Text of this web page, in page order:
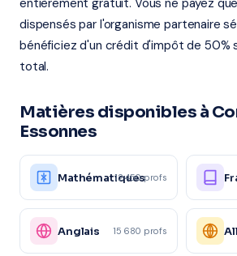
entièrement gratuit. Vous ne payez
dispensés par l'organisme partenaire
bénéficiez d'un crédit d'impôt de 50%
total.
Matières disponibles à
Essonnes
Mathématiques
12 450 profs
Anglais 15 680 profs